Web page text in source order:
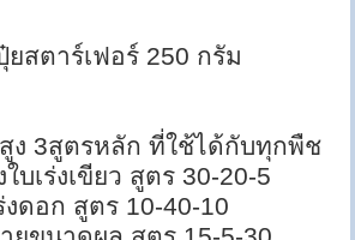
ยสตาร์เฟอร์ 250 กรัม
ง 3สูตรหลัก ที่ใช้ได้กับทุกพืช
ใบเร่งเขียว สูตร 30-20-5
งดอก สูตร 10-40-10